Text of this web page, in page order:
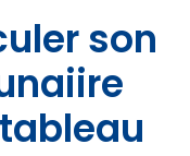
Contactez-nous
son